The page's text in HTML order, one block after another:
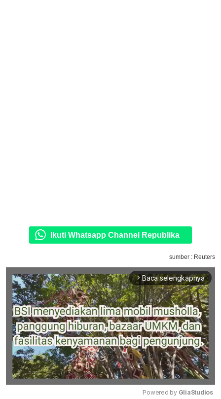
Ikuti Whatsapp Channel Republika
sumber : Reuters
arrow_forward_ios Baca selengkapnya
Powered by GliaStudios